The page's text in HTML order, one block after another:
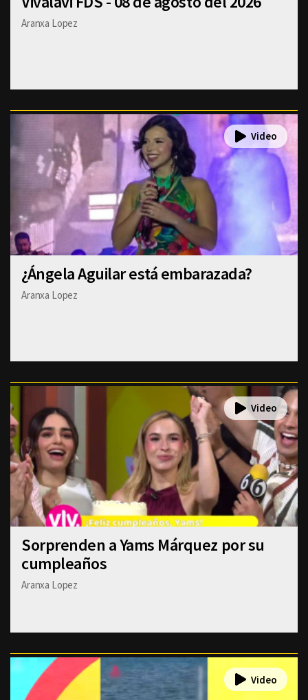
Aranxa Lopez
¿Ángela Aguilar está embarazada?
Aranxa Lopez
Sorprenden a Yams Márquez por su
cumpleaños
Aranxa Lopez